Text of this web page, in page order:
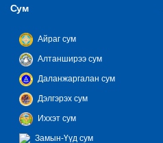
Сум
Айраг сум
Алтанширээ сум
Даланжаргалан сум
Дэлгэрэх сум
Иххэт сум
Замын-Үүд сум